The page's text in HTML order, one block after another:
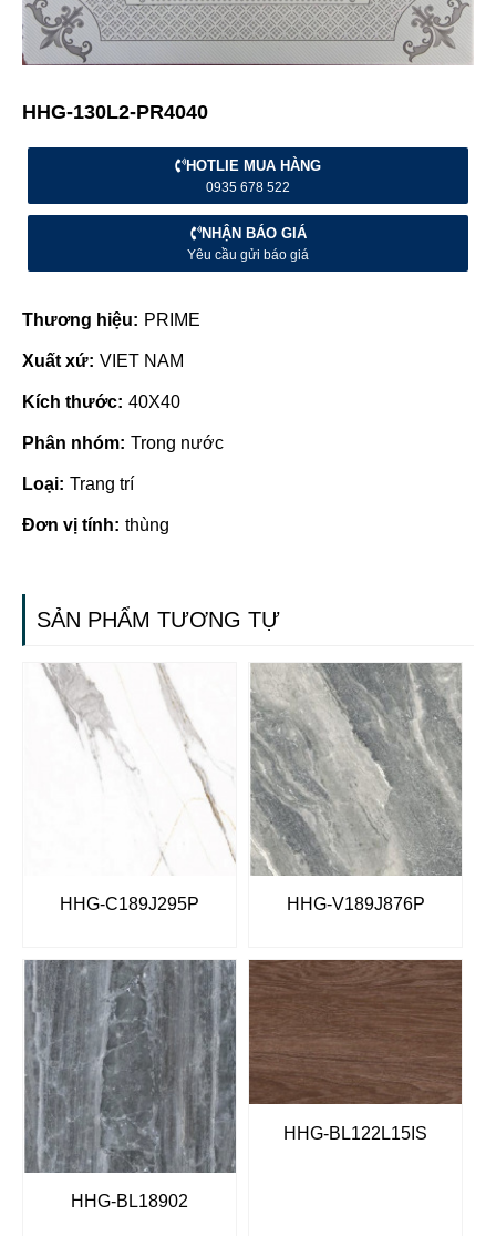
HHG-130L2-PR4040
HOTLIE MUA HÀNG
0935 678 522
NHẬN BÁO GIÁ
Yêu cầu gửi báo giá
Thương hiệu: PRIME
Xuất xứ: VIET NAM
Kích thước: 40X40
Phân nhóm: Trong nước
Loại: Trang trí
Đơn vị tính: thùng
SẢN PHẨM TƯƠNG TỰ
HHG-C189J295P HHG-V189J876P
HHG-BL18902
HHG-BL122L15IS